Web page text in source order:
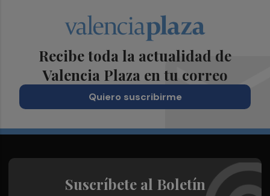
Recibe toda la actualidad de
Valencia Plaza en tu correo
Quiero suscribirme
Suscríbete al Boletín